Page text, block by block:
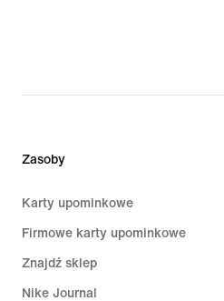
Zasoby
Karty upominkowe
Firmowe karty upominkowe
Znajdź sklep
Nike Journal